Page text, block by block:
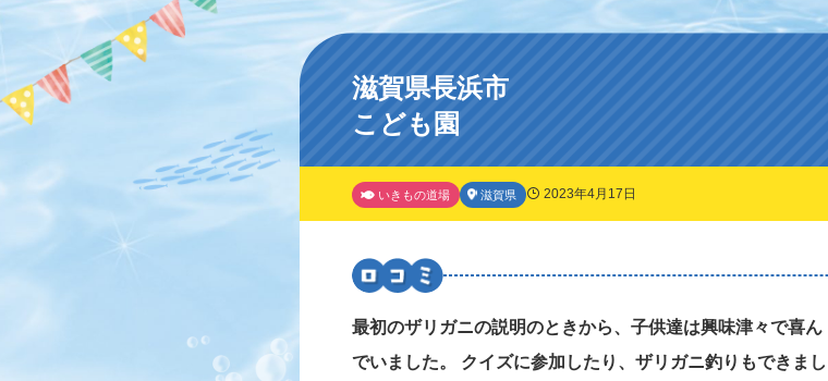
滋賀県長浜市
こども園
いきもの道場 滋賀県 2023年4月17日
最初のザリガニの説明のときから、子供達は興味津々で喜ん
でいました。 クイズに参加したり、ザリガニ釣りもできまし